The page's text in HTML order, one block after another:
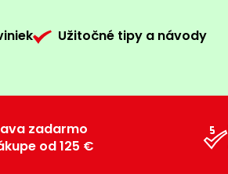
Užitočné tipy a návody
zadarmo
od 125 €